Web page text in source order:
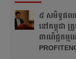
៥ សមិទ្ធផល
នៅកម្ពុជា ត្
ពាណិជ្ជកម្